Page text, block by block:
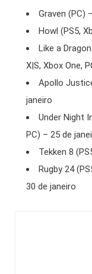
Graven (PC)
Howl (PS5,
Like a
X|S, Xbox One,
Apollo
janeiro
Under Night
PC) – 25 de
Tekken 8
Rugby 24
30 de janeiro